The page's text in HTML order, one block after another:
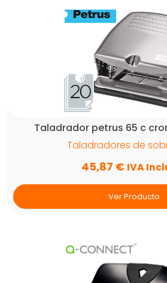
Taladrador petrus 65 c
Taladradores de
45,87 € IVA
Ver Producto